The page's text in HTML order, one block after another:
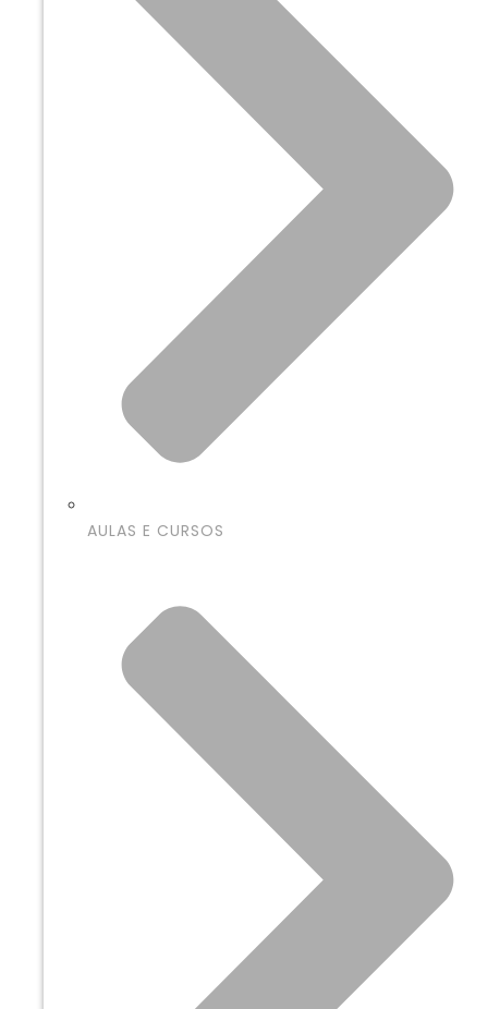
AULAS E CURSOS